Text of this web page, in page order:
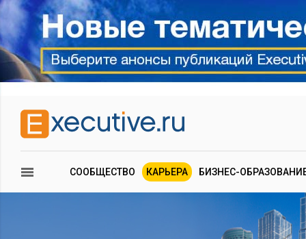
СООБЩЕСТВО КАРЬЕРА БИЗНЕС-